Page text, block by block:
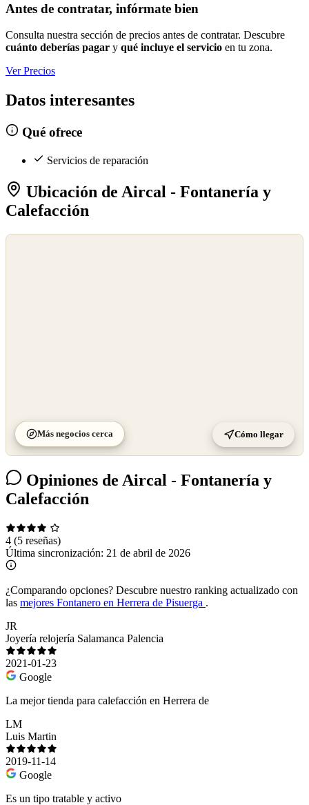
Antes de contratar, infórmate bien
Consulta nuestra sección de precios antes de contratar. Descubre
cuánto deberías pagar y qué incluye el servicio en tu zona.
Ver Precios
Datos interesantes
Qué ofrece
Servicios de reparación
Ubicación de Aircal - Fontanería y
Calefacción
Más negocios cerca Cómo llegar
Opiniones de Aircal - Fontanería y
Calefacción
4 (5 reseñas)
Última sincronización: 21 de abril de 2026
¿Comparando opciones? Descubre nuestro ranking actualizado con
las mejores Fontanero en Herrera de Pisuerga .
JR
Joyería relojería Salamanca Palencia
2021-01-23
Google
La mejor tienda para calefacción en Herrera de
LM
Luis Martin
2019-11-14
Google
Es un tipo tratable y activo